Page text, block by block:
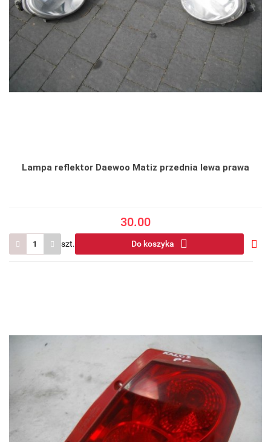
Lampa reflektor Daewoo Matiz przednia lewa prawa
30.00
szt. Do koszyka